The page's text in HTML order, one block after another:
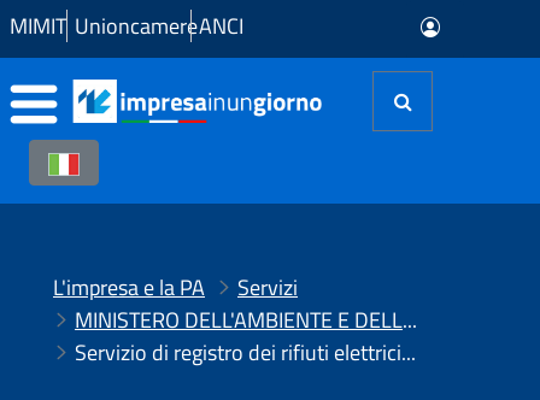
Skip to Main Content
MIMIT UnioncamereANCI
L'impresa e la PA
Servizi
MINISTERO DELL'AMBIENTE E DELLA SICUREZZA ENERGETICA
Servizio di registro dei rifiuti elettrici ed elettronici (RAEE) - Iscrizioni e variazioni